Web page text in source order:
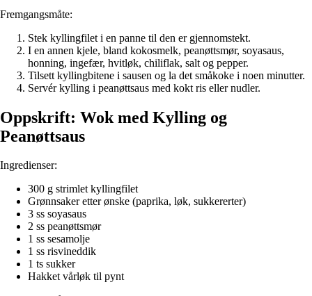
Fremgangsmåte:
Stek kyllingfilet i en panne til den er gjennomstekt.
I en annen kjele, bland kokosmelk, peanøttsmør, soyasaus,
honning, ingefær, hvitløk, chiliflak, salt og pepper.
Tilsett kyllingbitene i sausen og la det småkoke i noen minutter.
Servér kylling i peanøttsaus med kokt ris eller nudler.
Oppskrift: Wok med Kylling og
Peanøttsaus
Ingredienser:
300 g strimlet kyllingfilet
Grønnsaker etter ønske (paprika, løk, sukkererter)
3 ss soyasaus
2 ss peanøttsmør
1 ss sesamolje
1 ss risvineddik
1 ts sukker
Hakket vårløk til pynt